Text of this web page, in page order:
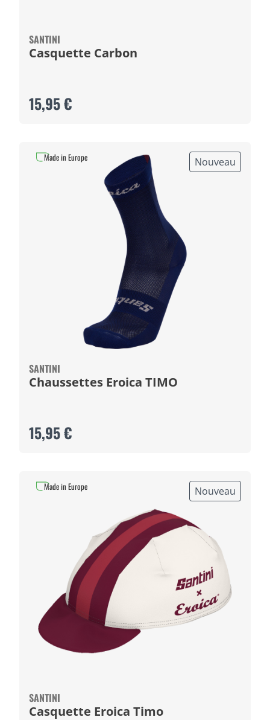
SANTINI
Casquette Carbon
15,95 €
Nouveau
SANTINI
Chaussettes Eroica TIMO
15,95 €
Made in Europe
Nouveau
SANTINI
Casquette Eroica Timo
Made in Europe